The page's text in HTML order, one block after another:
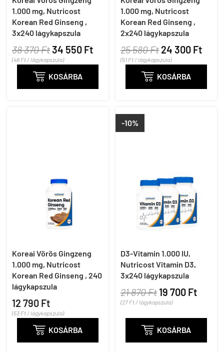
1.000 mg, Nutricost
Korean Red Ginseng ,
3x240 lágykapszula
38 370 Ft34 550 Ft
(48 Ft / lágykapszula)
 KOSÁRBA
1.000 mg, Nutricost
Korean Red Ginseng ,
2x240 lágykapszula
25 580 Ft 24 300 Ft
(51 Ft / lágykapszula)
 KOSÁRBA
Koreai Vörös Gingzeng
1.000 mg, Nutricost
Korean Red Ginseng , 240
lágykapszula
12 790 Ft
(53 Ft / lágykapszula)
 KOSÁRBA
-10%
D3-Vitamin 1.000 IU,
Nutricost Vitamin D3,
3x240 lágykapszula
21 870 Ft 19 700 Ft
(27 Ft / lágykapszula)
 KOSÁRBA